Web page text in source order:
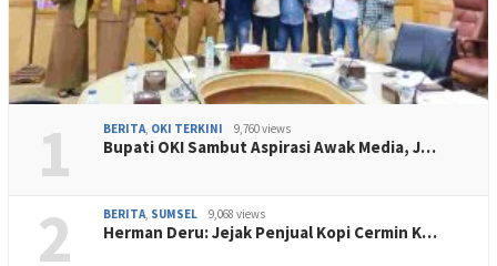
1 BERITA OKI TERKINI 9,760 views
Bupati OKI Sambut Aspirasi Awak Media, J…
2 BERITA SUMSEL 9,068 views
Herman Deru: Jejak Penjual Kopi Cermin K…